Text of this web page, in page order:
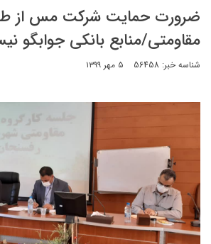
ضرورت حمایت شرکت مس از
مقاومتی/منابع بانکی جوابگو
شناسه خبر: 56458 ۵ مهر ۱۳۹۹